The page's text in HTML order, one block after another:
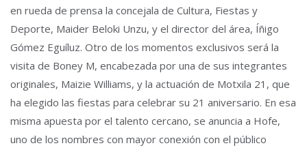
en rueda de prensa la concejala de Cultura, Fiestas y
Deporte, Maider Beloki Unzu, y el director del área, Íñigo
Gómez Eguíluz. Otro de los momentos exclusivos será la
visita de Boney M, encabezada por una de sus integrantes
originales, Maizie Williams, y la actuación de Motxila 21, que
ha elegido las fiestas para celebrar su 21 aniversario. En esa
misma apuesta por el talento cercano, se anuncia a Hofe,
uno de los nombres con mayor conexión con el público